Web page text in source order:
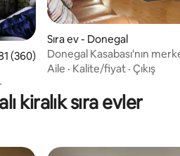
ortalama 4,81 puan, 360
(360)
Sıra ev - Donegal
Donegal Kasabası'nın
manzaralı ev.
Aile · Kalite/fiyat · Çıkış
kiralık sıra evler